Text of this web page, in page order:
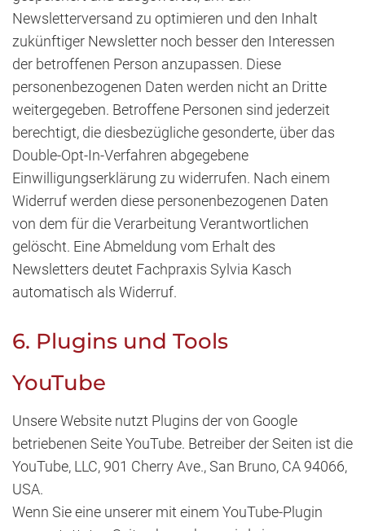
Newsletterversand zu optimieren und den Inhalt
zukünftiger Newsletter noch besser den Interessen
der betroffenen Person anzupassen. Diese
personenbezogenen Daten werden nicht an Dritte
weitergegeben. Betroffene Personen sind jederzeit
berechtigt, die diesbezügliche gesonderte, über das
Double-Opt-In-Verfahren abgegebene
Einwilligungserklärung zu widerrufen. Nach einem
Widerruf werden diese personenbezogenen Daten
von dem für die Verarbeitung Verantwortlichen
gelöscht. Eine Abmeldung vom Erhalt des
Newsletters deutet Fachpraxis Sylvia Kasch
automatisch als Widerruf.
6. Plugins und Tools
YouTube
Unsere Website nutzt Plugins der von Google
betriebenen Seite YouTube. Betreiber der Seiten ist die
YouTube, LLC, 901 Cherry Ave., San Bruno, CA 94066,
USA.
Wenn Sie eine unserer mit einem YouTube-Plugin